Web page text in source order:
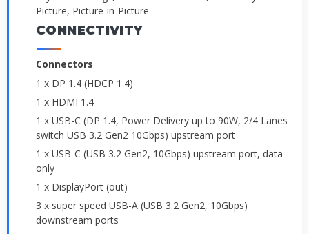
Picture, Picture-in-Picture
CONNECTIVITY
Connectors
1 x DP 1.4 (HDCP 1.4)
1 x HDMI 1.4
1 x USB-C (DP 1.4, Power Delivery up to 90W, 2/4 Lanes
switch USB 3.2 Gen2 10Gbps) upstream port
1 x USB-C (USB 3.2 Gen2, 10Gbps) upstream port, data
only
1 x DisplayPort (out)
3 x super speed USB-A (USB 3.2 Gen2, 10Gbps)
downstream ports